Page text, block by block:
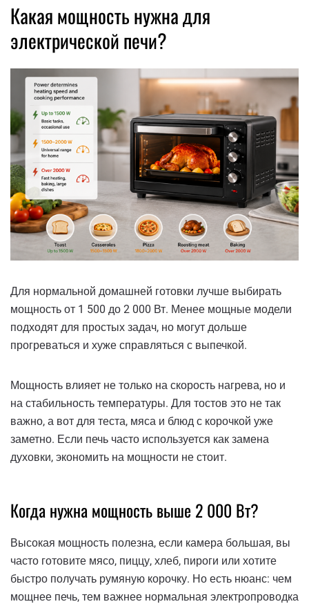
Какая мощность нужна для
электрической печи?
Для нормальной домашней готовки лучше выбирать
мощность от 1 500 до 2 000 Вт. Менее мощные модели
подходят для простых задач, но могут дольше
прогреваться и хуже справляться с выпечкой.
Мощность влияет не только на скорость нагрева, но и
на стабильность температуры. Для тостов это не так
важно, а вот для теста, мяса и блюд с корочкой уже
заметно. Если печь часто используется как замена
духовки, экономить на мощности не стоит.
Когда нужна мощность выше 2 000 Вт?
Высокая мощность полезна, если камера большая, вы
часто готовите мясо, пиццу, хлеб, пироги или хотите
быстро получать румяную корочку. Но есть нюанс: чем
мощнее печь, тем важнее нормальная электропроводка